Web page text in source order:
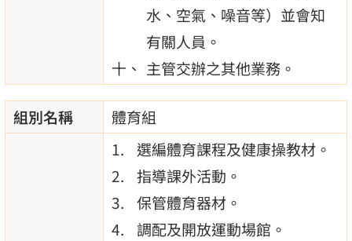
水、空氣、噪音等）並會知
有關人員。
主管交辦之其他業務。
組別名稱 體育組
選編體育課程及健康操教材。
指導課外活動。
保管體育器材。
調配及開放運動場館。